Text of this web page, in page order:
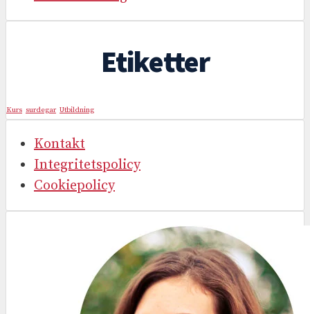
Etiketter
Kurs surdegar Utbildning
Kontakt
Integritetspolicy
Cookiepolicy